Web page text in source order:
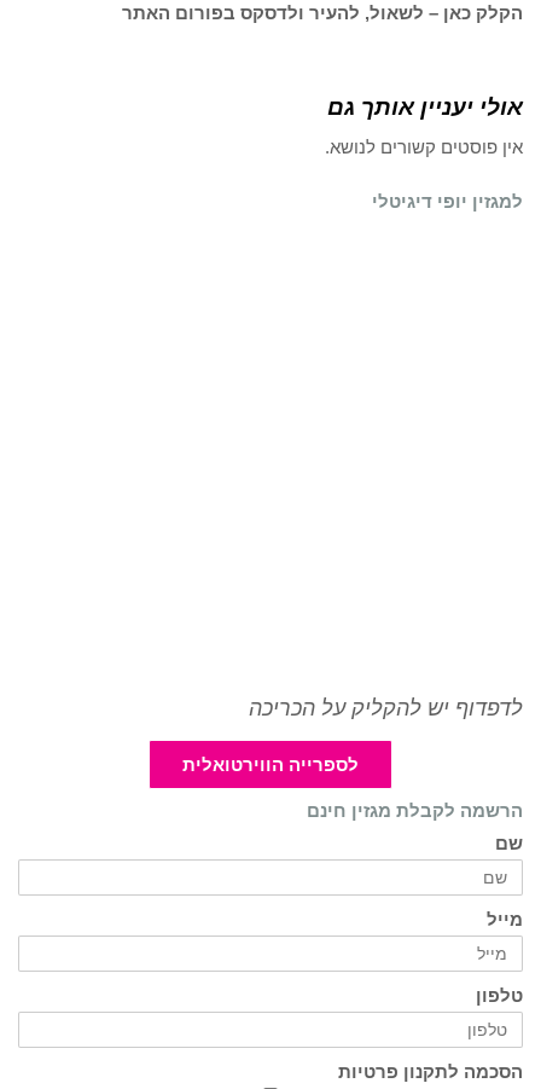
הקלק כאן – לשאול, להעיר ולדסקס בפורום האתר
אולי יעניין אותך גם
אין פוסטים קשורים לנושא.
למגזין יופי דיגיטלי
לדפדוף יש להקליק על הכריכה
לספרייה הווירטואלית
הרשמה לקבלת מגזין חינם
שם
מייל
טלפון
הסכמה לתקנון פרטיות